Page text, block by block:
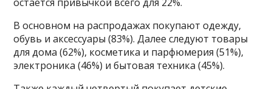
В основном на распродажах покупают одежду,
обувь и аксессуары (83%). Далее следуют товары
для дома (62%), косметика и парфюмерия (51%),
электроника (46%) и бытовая техника (45%).